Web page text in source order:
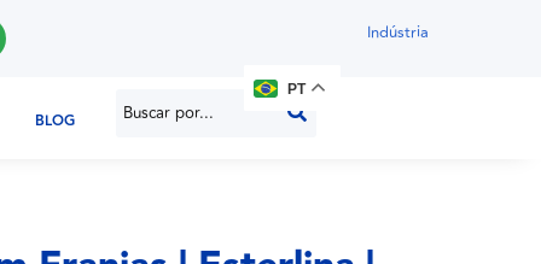
Indústria
BLOG
PT